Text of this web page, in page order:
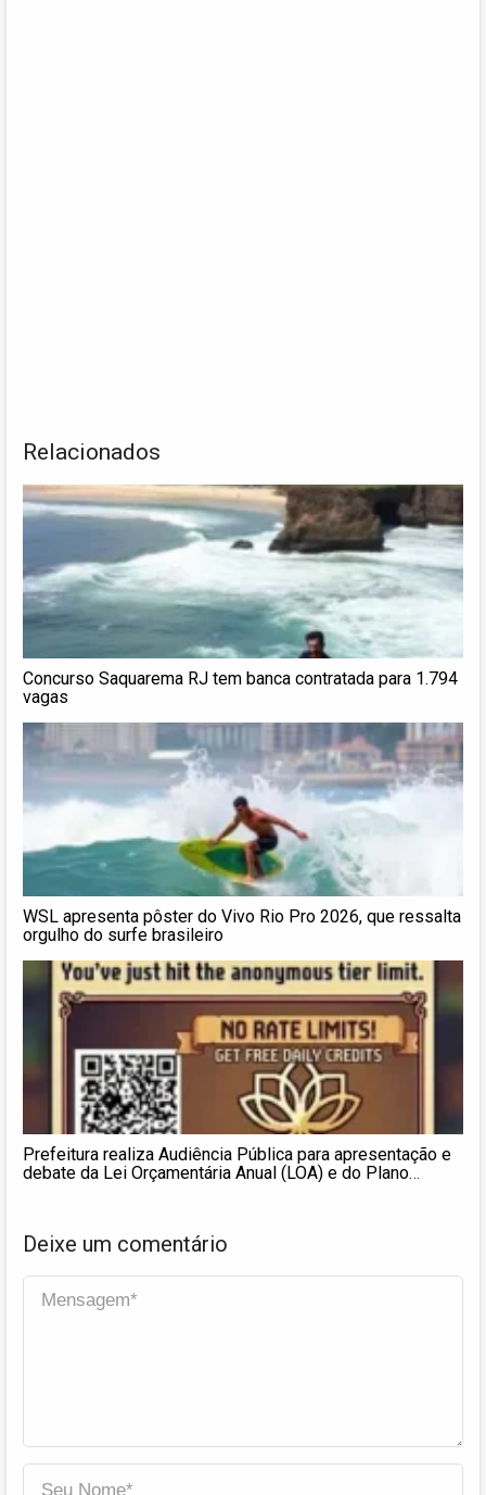
Relacionados
Concurso Saquarema RJ tem banca contratada para 1.794
vagas
WSL apresenta pôster do Vivo Rio Pro 2026, que ressalta
orgulho do surfe brasileiro
Prefeitura realiza Audiência Pública para apresentação e
debate da Lei Orçamentária Anual (LOA) e do Plano
Deixe um comentário